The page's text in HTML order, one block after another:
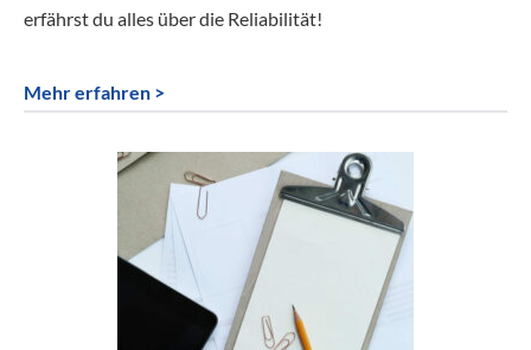
erfährst du alles über die Reliabilität!
Mehr erfahren >